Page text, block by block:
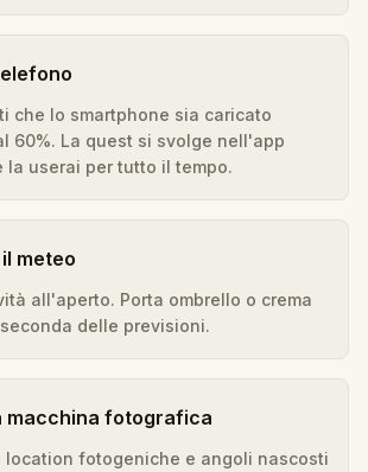
che lo smartphone sia caricato
60%. La quest si svolge nell'app
la userai per tutto il tempo.
meteo
all'aperto. Porta ombrello o crema
delle previsioni.
macchina fotografica
location fotogeniche e angoli nascosti